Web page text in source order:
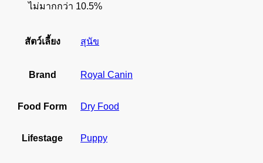
ไม่มากกว่า 10.5%
สัตว์เลี้ยง สุนัข
Brand Royal Canin
Food Form Dry Food
Lifestage Puppy